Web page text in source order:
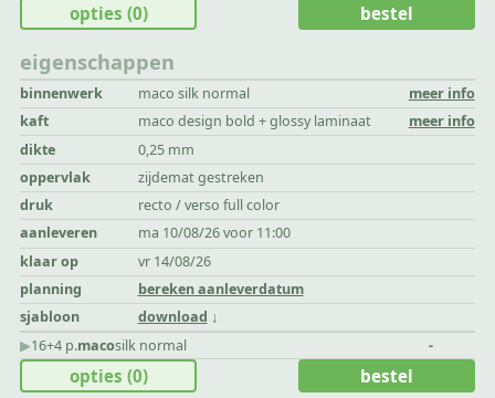
eigenschappen
binnenwerk maco silk normal
meer info
kaft
maco design bold + glossy laminaat
meer info
dikte
0,25 mm
oppervlak
zijdemat gestreken
druk
recto / verso full color
aanleveren
ma 10/08/26 voor 11:00
klaar op
vr 14/08/26
planning
bereken aanleverdatum
sjabloon
download
opties (0) bestel
▶︎16+4 p.macosilk normal -
opties (0) bestel